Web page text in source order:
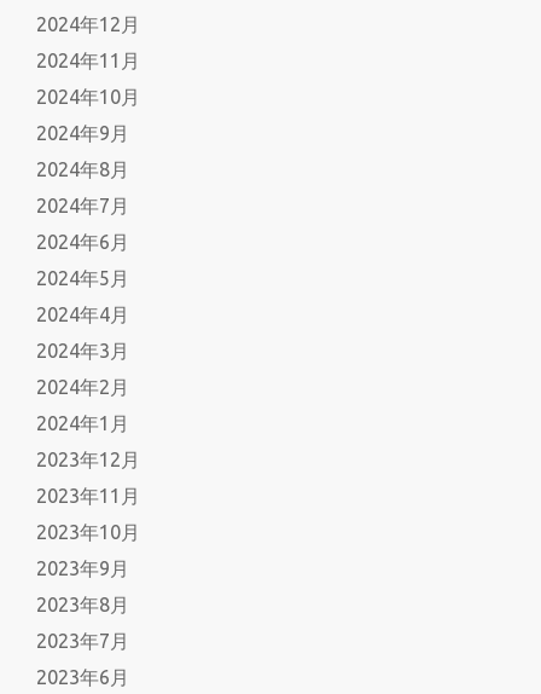
2024年12月
2024年11月
2024年10月
2024年9月
2024年8月
2024年7月
2024年6月
2024年5月
2024年4月
2024年3月
2024年2月
2024年1月
2023年12月
2023年11月
2023年10月
2023年9月
2023年8月
2023年7月
2023年6月